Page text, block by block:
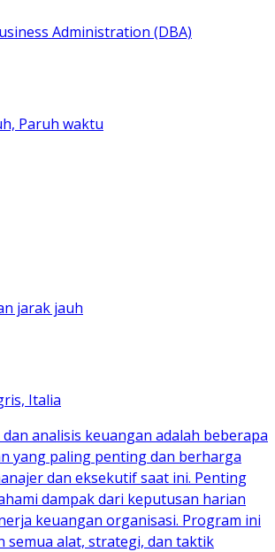
Administration (DBA)
Paruh waktu
jarak jauh
Italia
analisis keuangan adalah beberapa
yang paling penting dan berharga
dan eksekutif saat ini. Penting
dampak dari keputusan harian
keuangan organisasi. Program ini
semua alat, strategi, dan taktik